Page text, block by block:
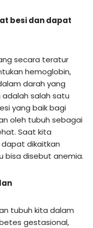
besi dan dapat
secara teratur
hemoglobin,
darah yang
adalah salah satu
yang baik bagi
oleh tubuh sebagai
Saat kita
dikaitkan
bisa disebut anemia.
tubuh kita dalam
gestasional,